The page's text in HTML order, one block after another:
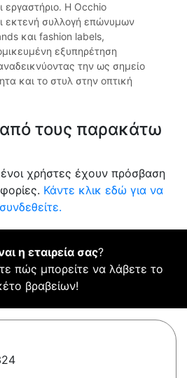
εργαστήριο. Η Occhio
εκτενή συλλογή επώνυμων
και fashion labels,
εξυπηρέτηση
την ως σημείο
και το στυλ στην οπτική
από τους παρακάτω
χρήστες έχουν πρόσβαση
Κάντε κλικ εδώ για να
συνδεθείτε.
η εταιρεία σας?
πώς μπορείτε να λάβετε το
βραβείων!